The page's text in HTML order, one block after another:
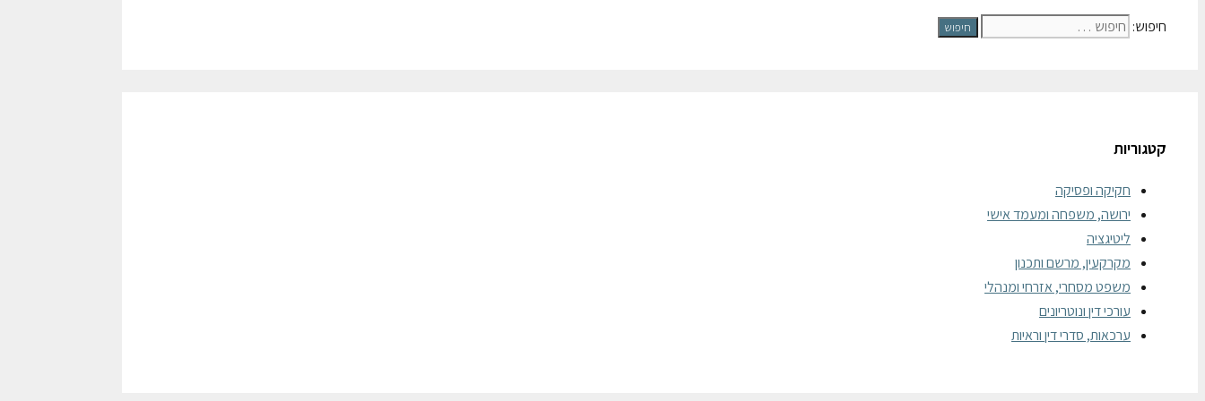
חיפוש:
קטגוריות
חקיקה ופסיקה
ירושה, משפחה ומעמד אישי
ליטיגציה
מקרקעין, מרשם ותכנון
משפט מסחרי, אזרחי ומנהלי
עורכי דין ונוטריונים
ערכאות, סדרי דין וראיות